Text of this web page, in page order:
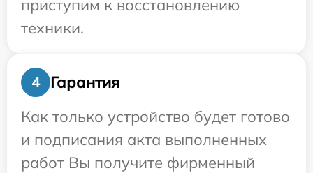
приступим к восстановлению
техники.
4
Гарантия
Как только устройство будет готово
и подписания акта выполненных
работ Вы получите фирменный